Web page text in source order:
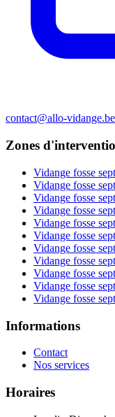
contact@allo-vidange.be
Zones
Vidange fosse
Vidange fosse
Vidange fosse
Vidange fosse
Vidange fosse
Vidange fosse
Vidange fosse
Vidange fosse
Vidange fosse
Vidange fosse
Vidange fosse
Informations
Contact
Nos services
Horaires